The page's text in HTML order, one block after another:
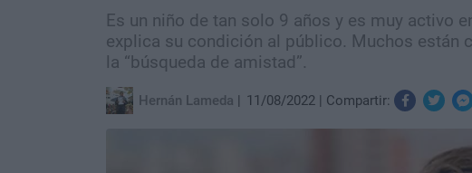
Es un niño de tan solo 9 años y es muy activo
explica su condición al público. Muchos están
la “búsqueda de amistad”.
Hernán Lameda 11/08/2022 Compartir: